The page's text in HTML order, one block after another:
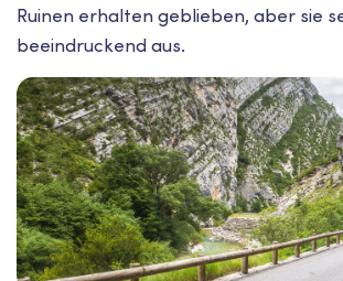
Ruinen erhalten geblieben, aber sie
beeindruckend aus.